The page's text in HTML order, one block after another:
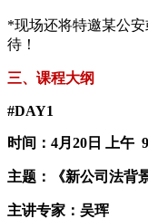
*现场还将特邀某公
待！
三、课程大纲
#DAY1
时间：4月20日 上午
主题：《新公司法背
主讲专家：吴珲